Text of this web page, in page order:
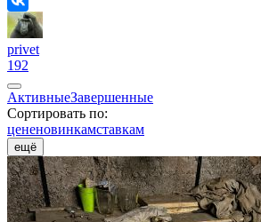
privet
192
АктивныеЗавершенные
Сортировать по:
цененовинкамставкам
ещё